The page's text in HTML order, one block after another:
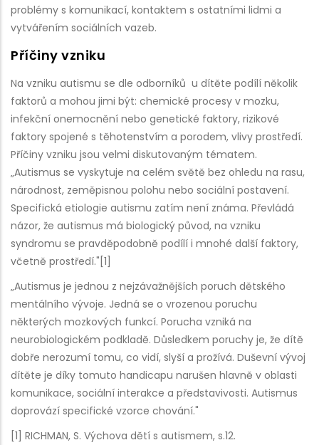
problémy s komunikací, kontaktem s ostatními lidmi a
vytvářením sociálních vazeb.
Příčiny vzniku
Na vzniku autismu se dle odborníků u dítěte podílí několik
faktorů a mohou jimi být: chemické procesy v mozku,
infekční onemocnění nebo genetické faktory, rizikové
faktory spojené s těhotenstvím a porodem, vlivy prostředí.
Příčiny vzniku jsou velmi diskutovaným tématem.
„Autismus se vyskytuje na celém světě bez ohledu na rasu,
národnost, zeměpisnou polohu nebo sociální postavení.
Specifická etiologie autismu zatím není známa. Převládá
názor, že autismus má biologický původ, na vzniku
syndromu se pravděpodobně podílí i mnohé další faktory,
včetně prostředí."[1]
„Autismus je jednou z nejzávažnějších poruch dětského
mentálního vývoje. Jedná se o vrozenou poruchu
některých mozkových funkcí. Porucha vzniká na
neurobiologickém podkladě. Důsledkem poruchy je, že dítě
dobře nerozumí tomu, co vidí, slyší a prožívá. Duševní vývoj
dítěte je díky tomuto handicapu narušen hlavně v oblasti
komunikace, sociální interakce a představivosti. Autismus
doprovází specifické vzorce chování."
[1] RICHMAN, S. Výchova dětí s autismem, s.12.